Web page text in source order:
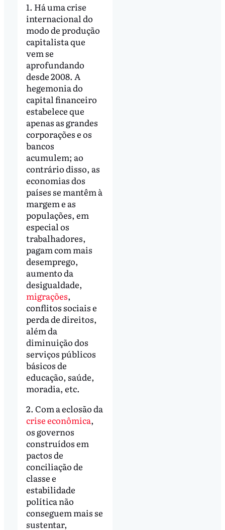
1. Há uma crise
internacional do
modo de produção
capitalista que
vem se
aprofundando
desde 2008. A
hegemonia do
capital financeiro
estabelece que
apenas as grandes
corporações e os
bancos
acumulem; ao
contrário disso, as
economias dos
países se mantêm à
margem e as
populações, em
especial os
trabalhadores,
pagam com mais
desemprego,
aumento da
desigualdade,
migrações,
conflitos sociais e
perda de direitos,
além da
diminuição dos
serviços públicos
básicos de
educação, saúde,
moradia, etc.
2. Com a eclosão da
crise econômica,
os governos
construídos em
pactos de
conciliação de
classe e
estabilidade
política não
conseguem mais se
sustentar,